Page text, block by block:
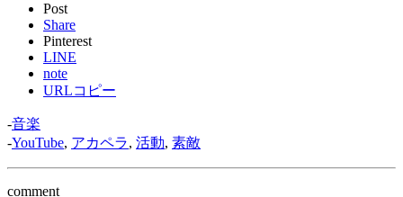
Post
Share
Pinterest
LINE
note
URLコピー
-音楽
-YouTube, アカペラ, 活動, 素敵
comment